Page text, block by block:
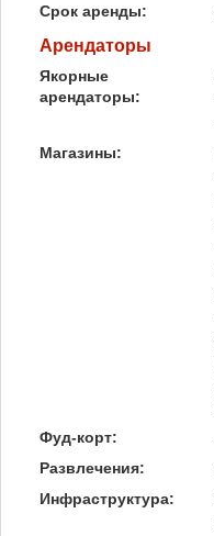
Срок аренды:
Арендаторы
Якорные
арендаторы:
Магазины:
Фуд-корт:
Развлечения:
Инфраструктура: